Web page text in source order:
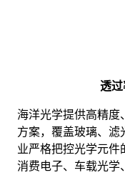
透
海洋光学提供高精度
方案，覆盖玻璃、滤
业严格把控光学元件
消费电子、车载光学